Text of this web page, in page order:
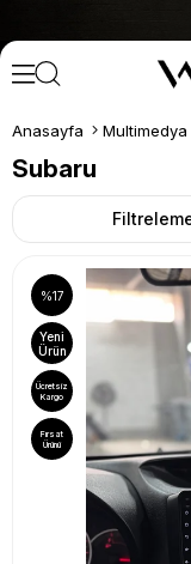
Anasayfa Multimedya
Subaru
%17
Yeni
Ürün
Ücretsiz
Kargo
Fırsat
Ürünü